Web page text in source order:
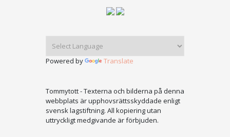
Powered by Translate
Tommytott - Texterna och bilderna på denna
webbplats är upphovsrättsskyddade enligt
svensk lagstiftning. All kopiering utan
uttryckligt medgivande är förbjuden.